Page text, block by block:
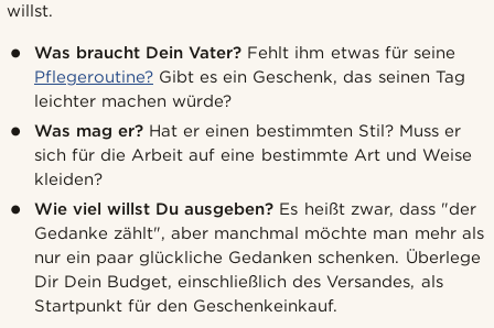
willst.
Was braucht Dein Vater? Fehlt ihm etwas für seine
Pflegeroutine?Gibt es ein Geschenk, das seinen Tag
leichter machen würde?
Was mag er? Hat er einen bestimmten Stil? Muss er
sich für die Arbeit auf eine bestimmte Art und Weise
kleiden?
Wie viel willst Du ausgeben? Es heißt zwar, dass "der
Gedanke zählt", aber manchmal möchte man mehr als
nur ein paar glückliche Gedanken schenken. Überlege
Dir Dein Budget, einschließlich des Versandes, als
Startpunkt für den Geschenkeinkauf.